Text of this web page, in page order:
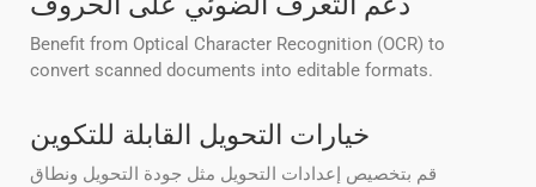
Benefit from Optical Character Recognition (OCR) to
convert scanned documents into editable formats.
خيارات التحويل القابلة للتكوين
قم بتخصيص إعدادات التحويل مثل جودة التحويل ونطاق